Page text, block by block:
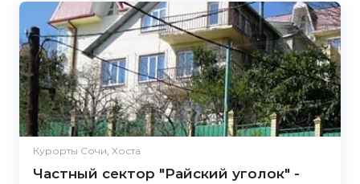
Курорты Сочи, Хоста
Частный сектор "Райский уголок" -